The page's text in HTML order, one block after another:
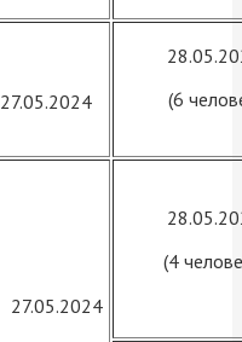
27.05.2024
(6
27.05.2024
(4